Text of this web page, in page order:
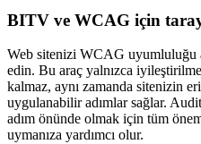
BITV ve WCAG için
Web sitenizi WCAG uyumluluğu
edin. Bu araç yalnızca
kalmaz, aynı zamanda sitenizin
uygulanabilir adımlar sağlar.
adım önünde olmak için tüm
uymanıza yardımcı olur.